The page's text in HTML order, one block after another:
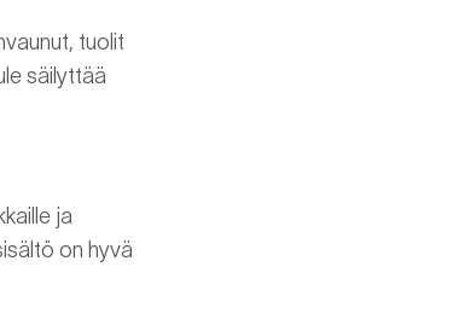
tuolit
säilyttää
ja
on hyvä